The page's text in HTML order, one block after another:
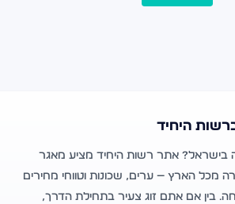
היחיד
בישראל? אתר רשות היחיד מציע מאגר
מכל הארץ — ערים, שכונות וטווחי מחירים
בין אם אתם זוג צעיר בתחילת הדרך,